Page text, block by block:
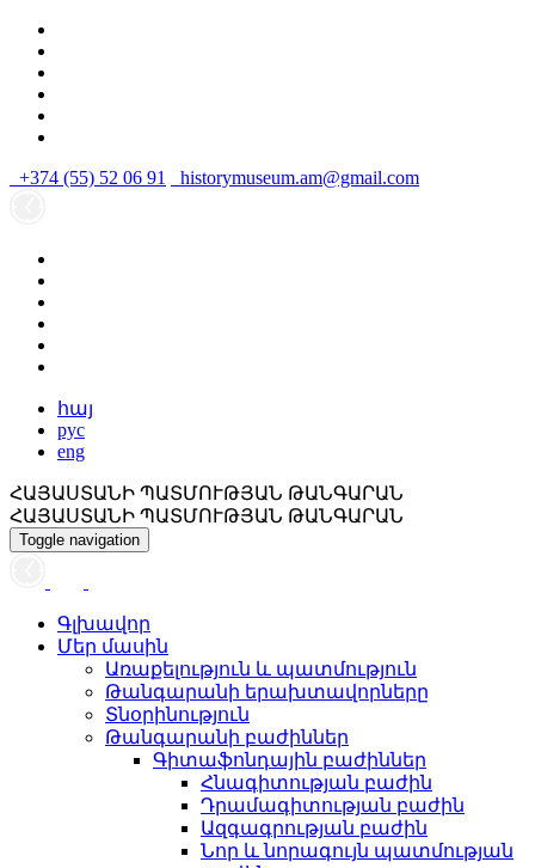
+374 (55) 52 06 91 historymuseum.am@gmail.com
հայ
рус
eng
ՀԱՅԱՍՏԱՆԻ ՊԱՏՄՈՒԹՅԱՆ ԹԱՆԳԱՐԱՆ
ՀԱՅԱՍՏԱՆԻ ՊԱՏՄՈՒԹՅԱՆ ԹԱՆԳԱՐԱՆ
Toggle navigation
Գլխավոր
Մեր մասին
Առաքելություն և պատմություն
Թանգարանի երախտավորները
Տնօրինություն
Թանգարանի բաժիններ
Գիտաֆոնդային բաժիններ
Հնագիտության բաժին
Դրամագիտության բաժին
Ազգագրության բաժին
Նոր և նորագույն պատմության